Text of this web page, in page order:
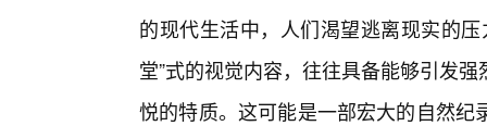
的现代生活中，人们渴望逃离现实的
堂”式的视觉内容，往往具备能够引发
悦的特质。这可能是一部宏大的自然